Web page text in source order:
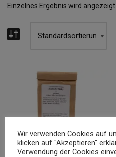
Einzelnes Ergebnis wird angezeigt
Wir verwenden Cookies auf
klicken auf "Akzeptieren"
Verwendung der Cookies